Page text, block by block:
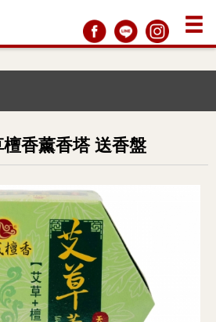
香薰香塔 送香盤